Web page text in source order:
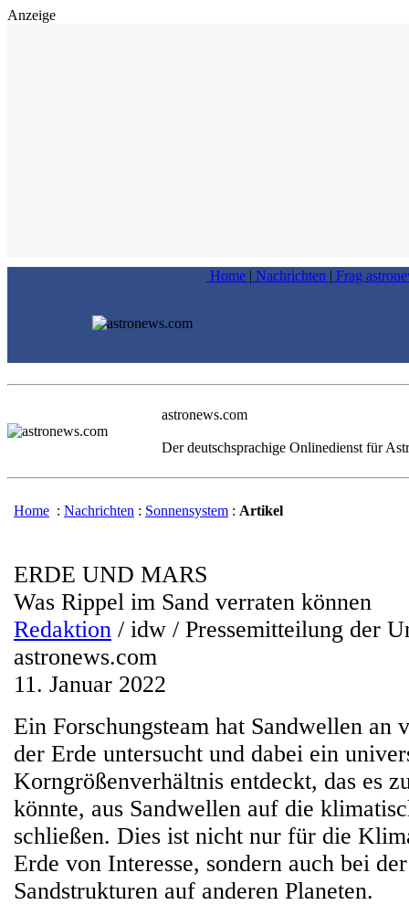
Anzeige
Home | Nachrichten | Frag
astronews.com
Der deutschsprachige Onlinedienst für
Home : Nachrichten : Sonnensystem : Artikel
ERDE UND MARS
Was Rippel im Sand verraten können
Redaktion / idw / Pressemitteilung der
astronews.com
11. Januar 2022
Ein Forschungsteam hat Sandwellen an
der Erde untersucht und dabei ein
Korngrößenverhältnis entdeckt, das es
könnte, aus Sandwellen auf die
schließen. Dies ist nicht nur für die
Erde von Interesse, sondern auch bei
Sandstrukturen auf anderen Planeten.